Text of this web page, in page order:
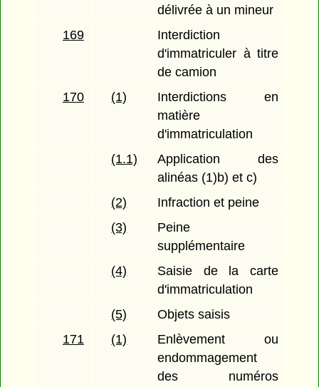
délivrée à un mineur
169
Interdiction
d'immatriculer à titre
de camion
170
(1)
Interdictions en
matière
d'immatriculation
(1.1)
Application des
alinéas (1)b) et c)
(2)
Infraction et peine
(3)
Peine
supplémentaire
(4)
Saisie de la carte
d'immatriculation
(5)
Objets saisis
171
(1)
Enlèvement ou
endommagement
des numéros